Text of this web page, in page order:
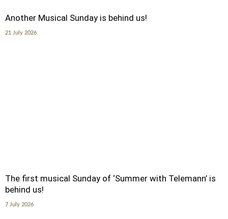
Another Musical Sunday is behind us!
21 July 2026
The first musical Sunday of ‘Summer with Telemann’ is
behind us!
7 July 2026